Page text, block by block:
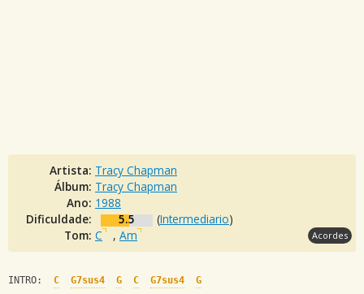
Artista: Tracy Chapman
Álbum: Tracy Chapman
Ano: 1988
Dificuldade:
5.5 (Intermediario)
Tom: C , Am Acordes
INTRO: C G7sus4 G C G7sus4 G